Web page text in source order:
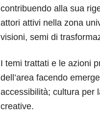
contribuendo alla sua
attori attivi nella zona
visioni, semi di
I temi trattati e le azioni
dell’area facendo
accessibilità; cultura per
creative.